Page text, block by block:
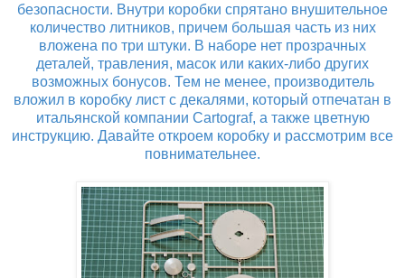
безопасности. Внутри коробки спрятано внушительное
количество литников, причем большая часть из них
вложена по три штуки. В наборе нет прозрачных
деталей, травления, масок или каких-либо других
возможных бонусов. Тем не менее, производитель
вложил в коробку лист с декалями, который отпечатан в
итальянской компании Cartograf, а также цветную
инструкцию. Давайте откроем коробку и рассмотрим все
повнимательнее.